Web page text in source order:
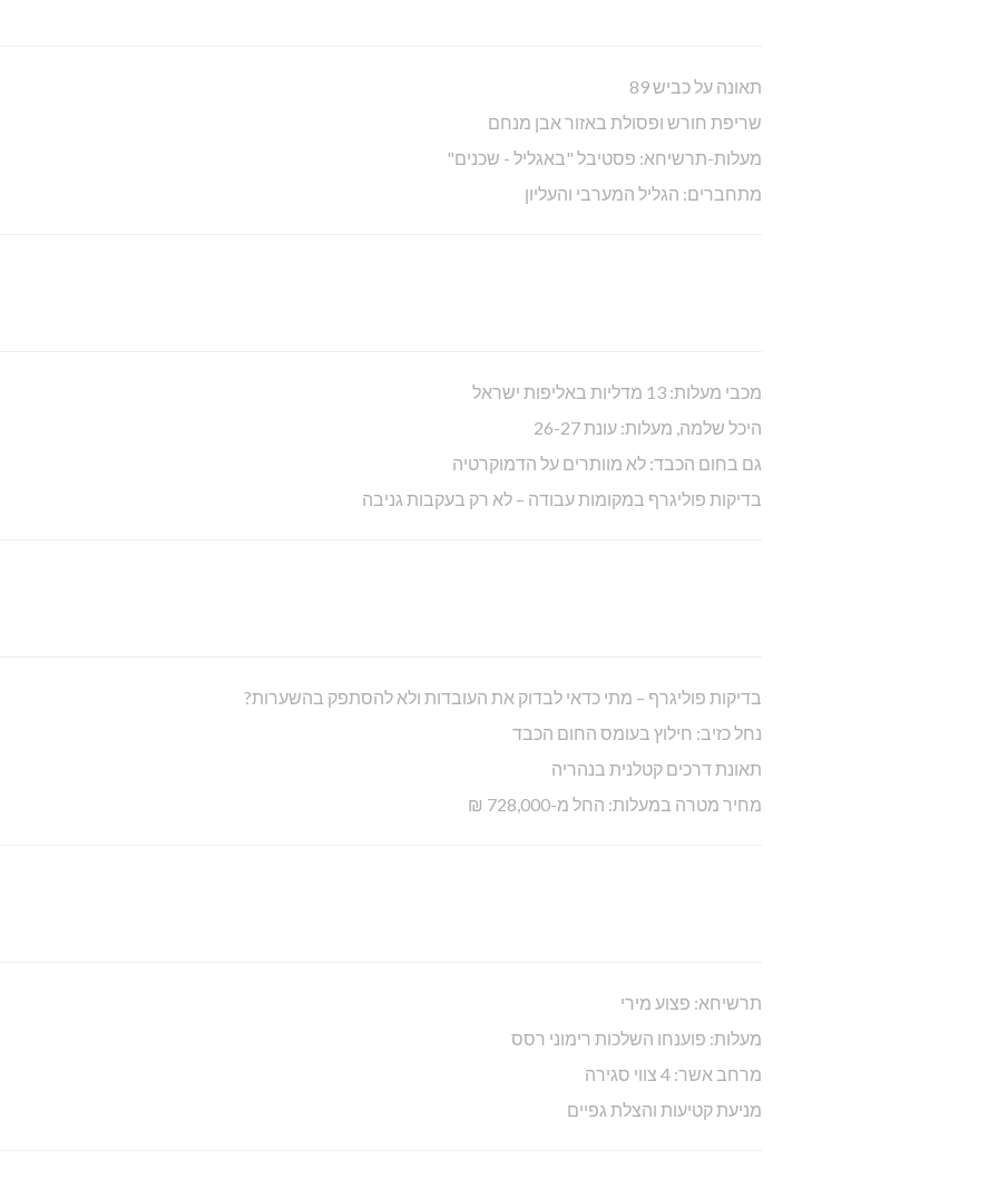
תאונה על כביש 89
שריפת חורש ופסולת באזור אבן מנחם
מעלות-תרשיחא: פסטיבל "באגליל - שכנים"
מתחברים: הגליל המערבי והעליון
מכבי מעלות: 13 מדליות באליפות ישראל
היכל שלמה, מעלות: עונת 26-27
גם בחום הכבד: לא מוותרים על הדמוקרטיה
בדיקות פוליגרף במקומות עבודה – לא רק בעקבות גניבה
בדיקות פוליגרף – מתי כדאי לבדוק את העובדות ולא להסתפק בהשערות?
נחל כזיב: חילוץ בעומס החום הכבד
תאונת דרכים קטלנית בנהריה
מחיר מטרה במעלות: החל מ-728,000 ₪
תרשיחא: פצוע מירי
מעלות: פוענחו השלכות רימוני רסס
מרחב אשר: 4 צווי סגירה
מניעת קטיעות והצלת גפיים